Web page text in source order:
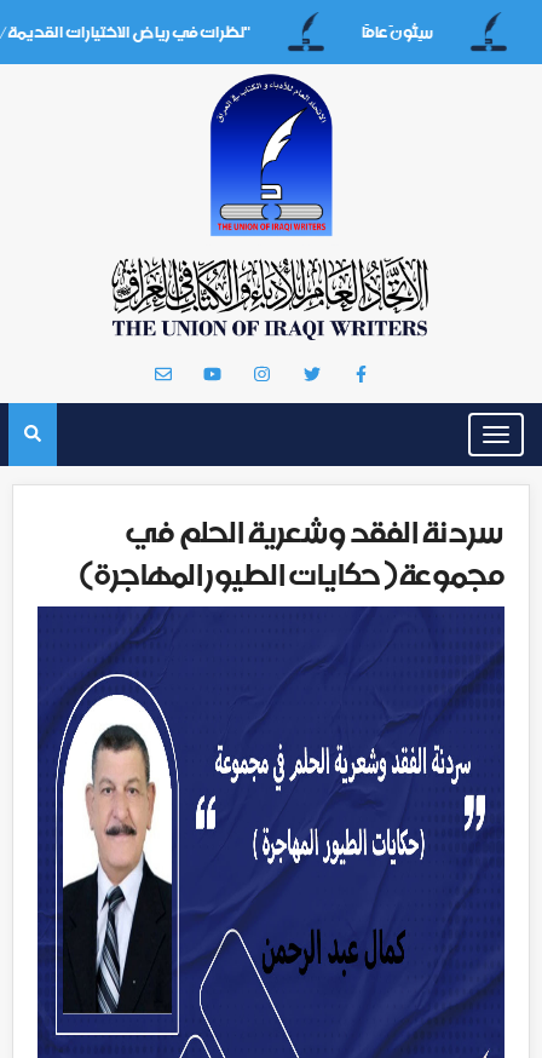
سِتُّونَ عامََا "نظرات في رياض الاختيارات القديمة/
Toggle
navigation
سردنة الفقد وشعرية الحلم في
مجموعة( حكايات الطيور المهاجرة)